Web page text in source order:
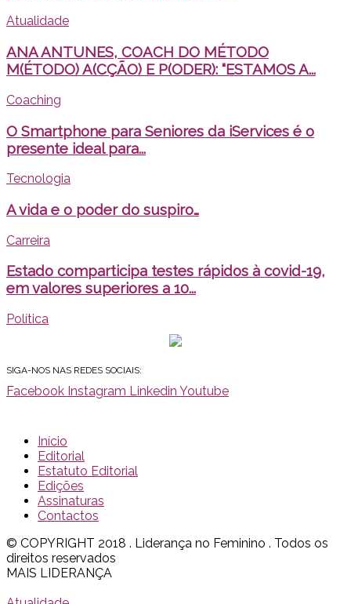
Atualidade
ANA ANTUNES, COACH DO MÉTODO
M(ÉTODO) A(CÇÃO) E P(ODER): “ESTAMOS A...
Coaching
O Smartphone para Seniores da iServices é o
presente ideal para...
Tecnologia
A vida e o poder do suspiro…
Carreira
Estado comparticipa testes rápidos à covid-19,
em valores superiores a 10...
Política
SIGA-NOS NAS REDES SOCIAIS:
Facebook Instagram Linkedin Youtube
Início
Editorial
Estatuto Editorial
Edições
Assinaturas
Contactos
© COPYRIGHT 2018 . Liderança no Feminino . Todos os
direitos reservados
MAIS LIDERANÇA